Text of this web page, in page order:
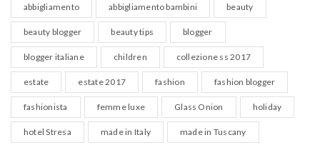
abbigliamento abbigliamento bambini beauty
beauty blogger beauty tips blogger
blogger italiane children collezione ss 2017
estate estate 2017 fashion fashion blogger
fashionista femme luxe Glass Onion holiday
hotel Stresa made in Italy made in Tuscany